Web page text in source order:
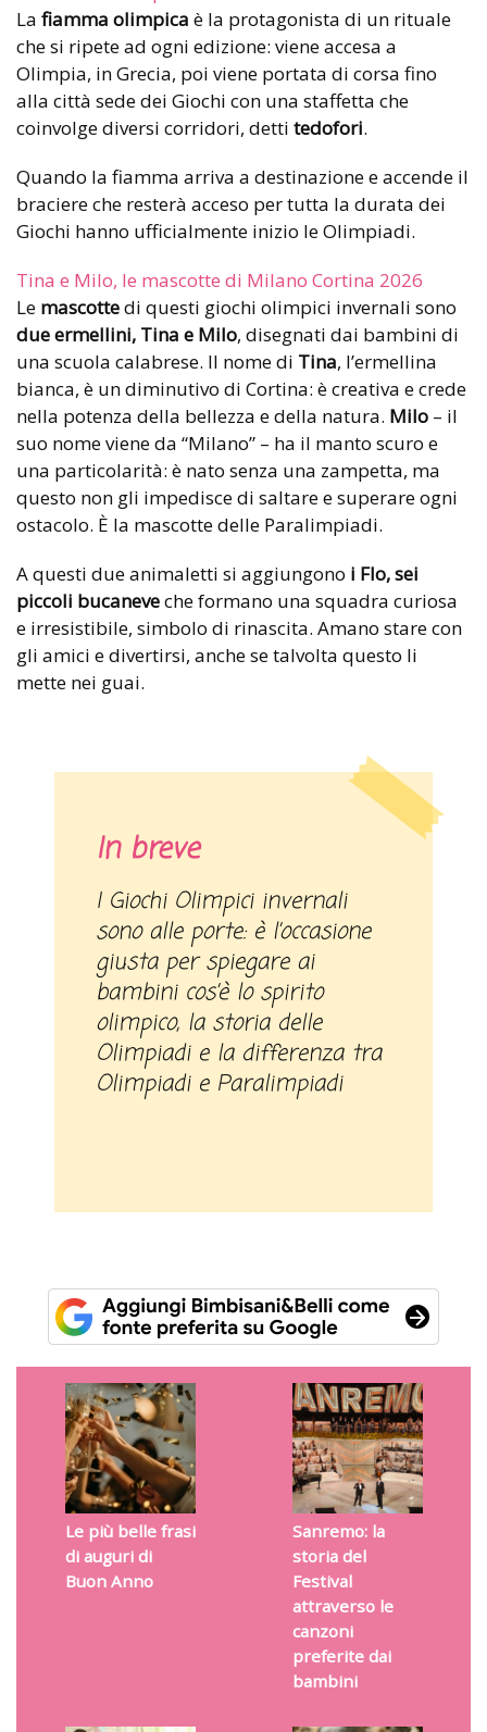
La fiamma olimpica è la protagonista di un rituale
che si ripete ad ogni edizione: viene accesa a
Olimpia, in Grecia, poi viene portata di corsa fino
alla città sede dei Giochi con una staffetta che
coinvolge diversi corridori, detti tedofori.
Quando la fiamma arriva a destinazione e accende il
braciere che resterà acceso per tutta la durata dei
Giochi hanno ufficialmente inizio le Olimpiadi.
Tina e Milo, le mascotte di Milano Cortina 2026
Le mascottedi questi giochi olimpici invernali sono
due ermellini, Tina e Milo, disegnati dai bambini di
una scuola calabrese. Il nome di Tina, l’ermellina
bianca, è un diminutivo di Cortina: è creativa e crede
nella potenza della bellezza e della natura. Milo – il
suo nome viene da “Milano” – ha il manto scuro e
una particolarità: è nato senza una zampetta, ma
questo non gli impedisce di saltare e superare ogni
ostacolo. È la mascotte delle Paralimpiadi.
A questi due animaletti si aggiungono i Flo, sei
piccoli bucaneveche formano una squadra curiosa
e irresistibile, simbolo di rinascita. Amano stare con
gli amici e divertirsi, anche se talvolta questo li
mette nei guai.
In breve
I Giochi Olimpici invernali
sono alle porte: è l’occasione
giusta per spiegare ai
bambini cos’è lo spirito
olimpico, la storia delle
Olimpiadi e la differenza tra
Olimpiadi e Paralimpiadi
Le più belle frasi
di auguri di
Buon Anno
Sanremo: la
storia del
Festival
attraverso le
canzoni
preferite dai
bambini